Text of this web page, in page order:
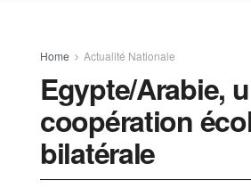
Home Actualité Nationale
Egypte/Arabie,
coopération
bilatérale